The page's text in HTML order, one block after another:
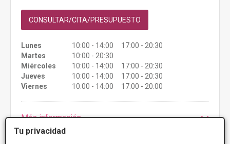
Tu privacidad
CONSULTAR/CITA/PRESUPUESTO
Lunes
10:00 - 14:00 17:00 - 20:30
Martes
10:00 - 20:30
Miércoles
10:00 - 14:00 17:00 - 20:30
Jueves
10:00 - 14:00 17:00 - 20:30
Viernes
10:00 - 14:00 17:00 - 20:00
Más información